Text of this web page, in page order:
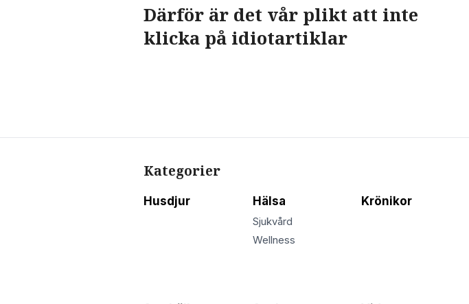
Därför är det vår plikt att inte
klicka på idiotartiklar
Kategorier
Husdjur Hälsa
Sjukvård
Wellness
Krönikor